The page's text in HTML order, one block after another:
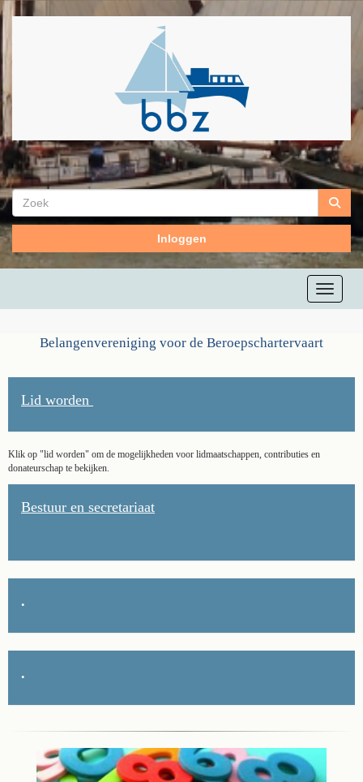
Inloggen
Toggle
Belangenvereniging voor de Beroepschartervaart
Lid worden
Klik op "lid worden" om de mogelijkheden voor lidmaatschappen, contributies en
donateurschap te bekijken.
Bestuur en secretariaat
.
.